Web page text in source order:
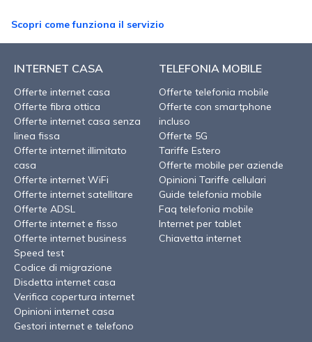
Scopri come funziona il servizio
INTERNET CASA
Offerte internet casa
Offerte fibra ottica
Offerte internet casa senza
linea fissa
Offerte internet illimitato
casa
Offerte internet WiFi
Offerte internet satellitare
Offerte ADSL
Offerte internet e fisso
Offerte internet business
Speed test
Codice di migrazione
Disdetta internet casa
Verifica copertura internet
Opinioni internet casa
Gestori internet e telefono
TELEFONIA MOBILE
Offerte telefonia mobile
Offerte con smartphone
incluso
Offerte 5G
Tariffe Estero
Offerte mobile per aziende
Opinioni Tariffe cellulari
Guide telefonia mobile
Faq telefonia mobile
Internet per tablet
Chiavetta internet